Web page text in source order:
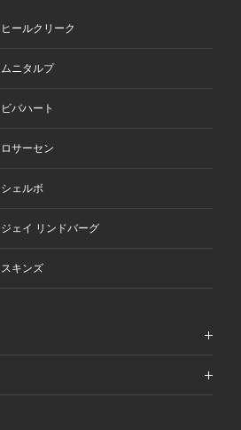
ヒールクリーク
ムニタルプ
ビバハート
ロサーセン
シェルボ
ジェイ リンドバーグ
スキンズ